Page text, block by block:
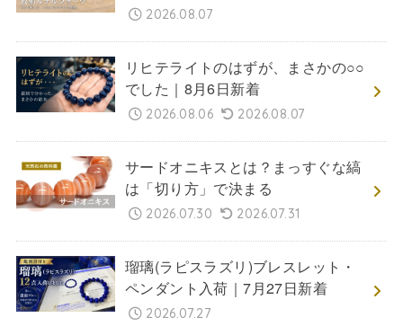
2026.08.07
リヒテライトのはずが、まさかの○○
でした｜8月6日新着
2026.08.06 2026.08.07
サードオニキスとは？まっすぐな縞
は「切り方」で決まる
2026.07.30 2026.07.31
瑠璃(ラピスラズリ)ブレスレット・
ペンダント入荷｜7月27日新着
2026.07.27